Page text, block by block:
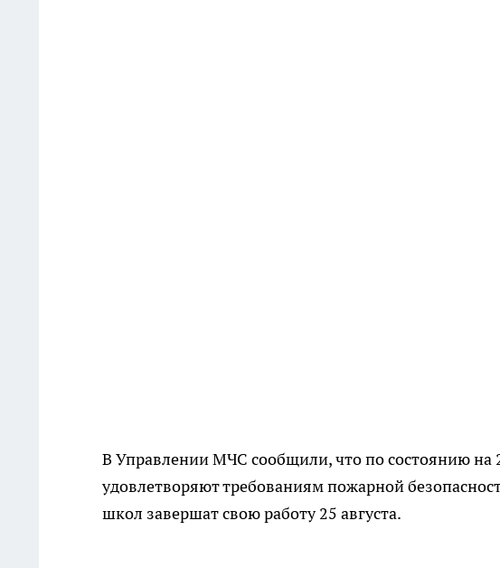
В Управлении МЧС сообщили, что по состоянию на
удовлетворяют требованиям пожарной
школ завершат свою работу 25 августа.